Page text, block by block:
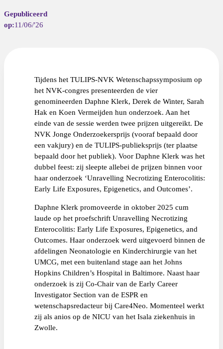
11/06/'26
Tijdens het TULIPS-NVK Wetenschapssymposium op
het NVK-congres presenteerden de vier
genomineerden Daphne Klerk, Derek de Winter, Sarah
Hak en Koen Vermeijden hun onderzoek. Aan het
einde van de sessie werden twee prijzen uitgereikt. De
NVK Jonge Onderzoekersprijs (vooraf bepaald door
een vakjury) en de TULIPS-publieksprijs (ter plaatse
bepaald door het publiek). Voor Daphne Klerk was het
dubbel feest: zij sleepte allebei de prijzen binnen voor
haar onderzoek ‘Unravelling Necrotizing Enterocolitis:
Early Life Exposures, Epigenetics, and Outcomes’.
Daphne Klerk promoveerde in oktober 2025 cum
laude op het proefschrift Unravelling Necrotizing
Enterocolitis: Early Life Exposures, Epigenetics, and
Outcomes. Haar onderzoek werd uitgevoerd binnen de
afdelingen Neonatologie en Kinderchirurgie van het
UMCG, met een buitenland stage aan het Johns
Hopkins Children’s Hospital in Baltimore. Naast haar
onderzoek is zij Co-Chair van de Early Career
Investigator Section van de ESPR en
wetenschapsredacteur bij Care4Neo. Momenteel werkt
zij als anios op de NICU van het Isala ziekenhuis in
Zwolle.